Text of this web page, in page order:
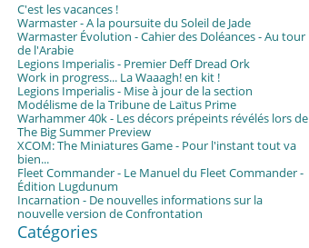
C'est les vacances !
Warmaster - A la poursuite du Soleil de Jade
Warmaster Évolution - Cahier des Doléances - Au tour
de l'Arabie
Legions Imperialis - Premier Deff Dread Ork
Work in progress... La Waaagh! en kit !
Legions Imperialis - Mise à jour de la section
Modélisme de la Tribune de Laïtus Prime
Warhammer 40k - Les décors prépeints révélés lors de
The Big Summer Preview
XCOM: The Miniatures Game - Pour l'instant tout va
bien...
Fleet Commander - Le Manuel du Fleet Commander -
Édition Lugdunum
Incarnation - De nouvelles informations sur la
nouvelle version de Confrontation
Catégories